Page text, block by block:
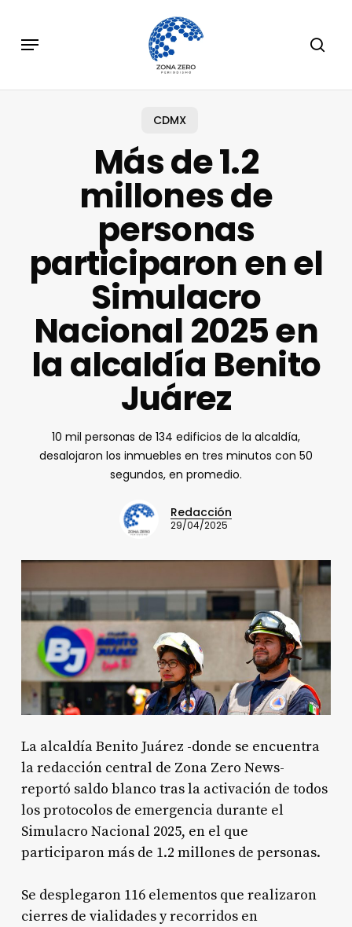
main
Menu
CDMX
Más de 1.2
millones de
personas
participaron en el
Simulacro
Nacional 2025 en
la alcaldía Benito
Juárez
10 mil personas de 134 edificios de la alcaldía,
desalojaron los inmuebles en tres minutos con 50
segundos, en promedio.
Redacción
29/04/2025
La alcaldía Benito Juárez -donde se encuentra
la redacción central de Zona Zero News-
reportó saldo blanco tras la activación de todos
los protocolos de emergencia durante el
Simulacro Nacional 2025, en el que
participaron más de 1.2 millones de personas.
Se desplegaron 116 elementos que realizaron
cierres de vialidades y recorridos en